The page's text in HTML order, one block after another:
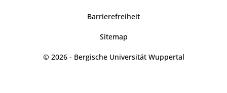
Barrierefreiheit
Sitemap
© 2026 - Bergische Universität Wuppertal